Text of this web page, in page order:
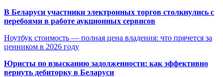
В Беларуси участники электронных торгов столкнулись с
перебоями в работе аукционных сервисов
Ноутбук стоимость — полная цена владения: что прячется за
ценником в 2026 году
Юристы по взысканию задолженности: как эффективно
вернуть дебиторку в Беларуси